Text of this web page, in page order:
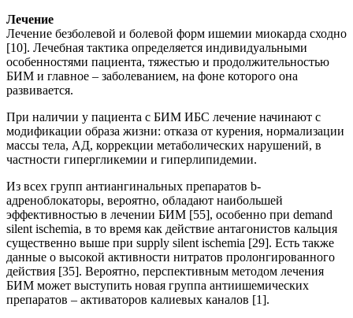
Лечение
Лечение безболевой и болевой форм ишемии миокарда сходно
[10]. Лечебная тактика определяется индивидуальными
особенностями пациента, тяжестью и продолжительностью
БИМ и главное – заболеванием, на фоне которого она
развивается.
При наличии у пациента с БИМ ИБС лечение начинают с
модификации образа жизни: отказа от курения, нормализации
массы тела, АД, коррекции метаболических нарушений, в
частности гипергликемии и гиперлипидемии.
Из всех групп антиангинальных препаратов b-
адреноблокаторы, вероятно, обладают наибольшей
эффективностью в лечении БИМ [55], особенно при demand
silent ischemia, в то время как действие антагонистов кальция
существенно выше при supply silent ischemia [29]. Есть также
данные о высокой активности нитратов пролонгированного
действия [35]. Вероятно, перспективным методом лечения
БИМ может выступить новая группа антиишемических
препаратов – активаторов калиевых каналов [1].